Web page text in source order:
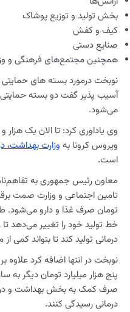
بخش تولید و توزیع پوشاک
کیف و کفش
صنایع دستی
همچنین مجتمع‌های فرهنگی و
نوبخت درمورد بسته های
آسیب پذیر گفت دو بسته
می‌شود.
ویروس کرونا به وزارت بهداشت،
است.
معاون رئیس جمهوری به
تومان صرف غذا و دارو می‌شود.
درمانی تولید کند تا بتواند کمی
پنج هزار میلیارد تومان دیگر
صرف کمک به بخش بهداشت و
درمانی رسیدگی کنند.